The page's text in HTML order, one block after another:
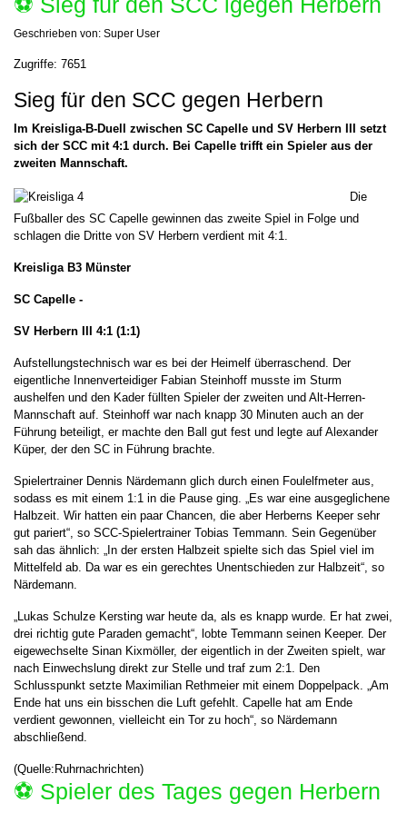
Geschrieben von: Super User
Zugriffe: 7651
Sieg für den SCC gegen Herbern
Im Kreisliga-B-Duell zwischen SC Capelle und SV Herbern III setzt
sich der SCC mit 4:1 durch. Bei Capelle trifft ein Spieler aus der
zweiten Mannschaft.
Die
Fußballer des SC Capelle gewinnen das zweite Spiel in Folge und
schlagen die Dritte von SV Herbern verdient mit 4:1.
Kreisliga B3 Münster
SC Capelle -
SV Herbern III 4:1 (1:1)
Aufstellungstechnisch war es bei der Heimelf überraschend. Der
eigentliche Innenverteidiger Fabian Steinhoff musste im Sturm
aushelfen und den Kader füllten Spieler der zweiten und Alt-Herren-
Mannschaft auf. Steinhoff war nach knapp 30 Minuten auch an der
Führung beteiligt, er machte den Ball gut fest und legte auf Alexander
Küper, der den SC in Führung brachte.
Spielertrainer Dennis Närdemann glich durch einen Foulelfmeter aus,
sodass es mit einem 1:1 in die Pause ging. „Es war eine ausgeglichene
Halbzeit. Wir hatten ein paar Chancen, die aber Herberns Keeper sehr
gut pariert“, so SCC-Spielertrainer Tobias Temmann. Sein Gegenüber
sah das ähnlich: „In der ersten Halbzeit spielte sich das Spiel viel im
Mittelfeld ab. Da war es ein gerechtes Unentschieden zur Halbzeit“, so
Närdemann.
„Lukas Schulze Kersting war heute da, als es knapp wurde. Er hat zwei,
drei richtig gute Paraden gemacht“, lobte Temmann seinen Keeper. Der
eigewechselte Sinan Kixmöller, der eigentlich in der Zweiten spielt, war
nach Einwechslung direkt zur Stelle und traf zum 2:1. Den
Schlusspunkt setzte Maximilian Rethmeier mit einem Doppelpack. „Am
Ende hat uns ein bisschen die Luft gefehlt. Capelle hat am Ende
verdient gewonnen, vielleicht ein Tor zu hoch“, so Närdemann
abschließend.
(Quelle:Ruhrnachrichten)
⚽️ Spieler des Tages gegen Herbern